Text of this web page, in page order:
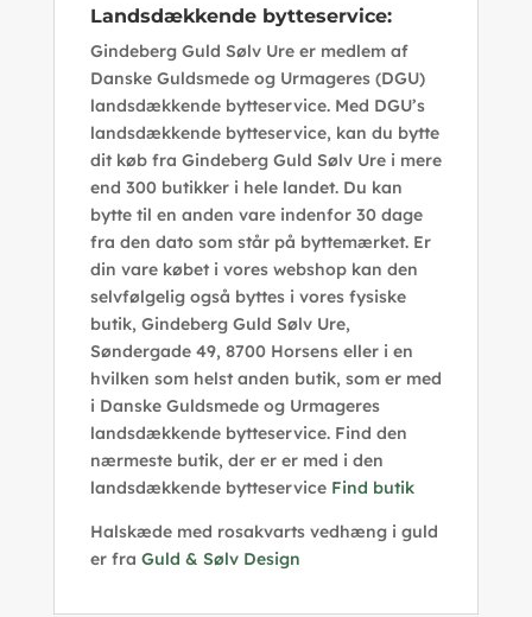
Landsdækkende bytteservice:
Gindeberg Guld Sølv Ure er medlem af
Danske Guldsmede og Urmageres (DGU)
landsdækkende bytteservice. Med DGU’s
landsdækkende bytteservice, kan du bytte
dit køb fra Gindeberg Guld Sølv Ure i mere
end 300 butikker i hele landet. Du kan
bytte til en anden vare indenfor 30 dage
fra den dato som står på byttemærket. Er
din vare købet i vores webshop kan den
selvfølgelig også byttes i vores fysiske
butik, Gindeberg Guld Sølv Ure,
Søndergade 49, 8700 Horsens eller i en
hvilken som helst anden butik, som er med
i Danske Guldsmede og Urmageres
landsdækkende bytteservice. Find den
nærmeste butik, der er er med i den
landsdækkende bytteservice Find butik
Halskæde med rosakvarts vedhæng i guld
er fra Guld & Sølv Design